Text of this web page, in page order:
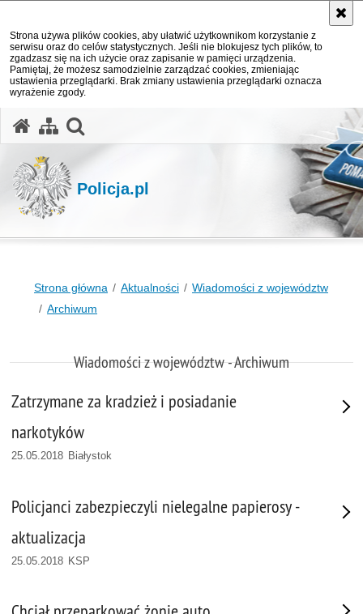
Strona używa plików cookies, aby ułatwić użytkownikom korzystanie z
serwisu oraz do celów statystycznych. Jeśli nie blokujesz tych plików, to
zgadzasz się na ich użycie oraz zapisanie w pamięci urządzenia.
Pamiętaj, że możesz samodzielnie zarządzać cookies, zmieniając
ustawienia przeglądarki. Brak zmiany ustawienia przeglądarki oznacza
wyrażenie zgody.
Policja.pl
Strona główna Aktualności
Wiadomości z województw
Archiwum
Wiadomości z województw - Archiwum
Zatrzymane za kradzież i posiadanie
narkotyków
25.05.2018 Białystok
Policjanci zabezpieczyli nielegalne papierosy -
aktualizacja
25.05.2018 KSP